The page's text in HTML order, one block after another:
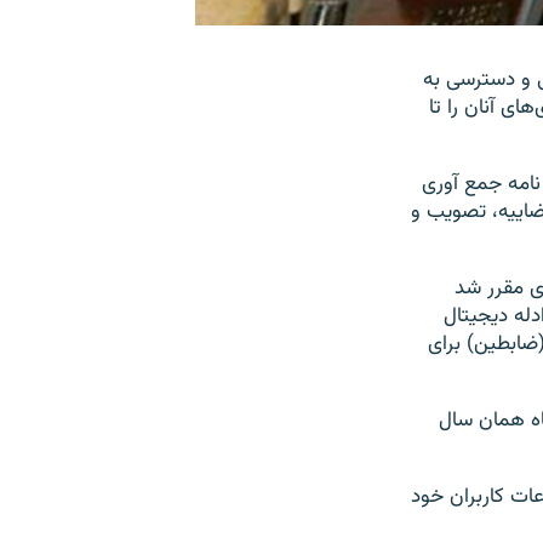
و دسترسی به
آنان را تا
خبر داد که «آیین نامه جمع آوری
قوه قضاییه، تصویب و
قانون جرایم رایانه‌ای مقرر شد
دیجیتال
برای
تیر ماه‌‌ همان سال
کاربران خود